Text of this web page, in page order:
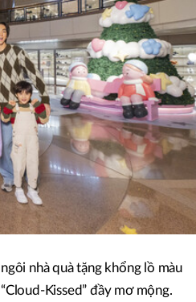
nhà quà tặng khổng lồ màu
Kissed” đầy mơ mộng.